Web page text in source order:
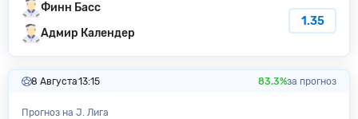
Финн Басс
Адмир Календер
1.35
8 Августа13:15 83.3%за прогноз
Прогноз на J. Лига